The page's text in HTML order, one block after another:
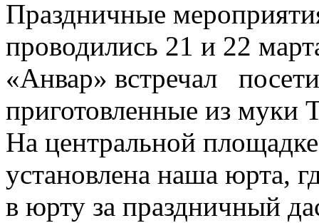
Праздничные
проводились 21 и 22
«Анвар» встречал
приготовленные из
На центральной
установлена наша юрта,
в юрту за праздничный